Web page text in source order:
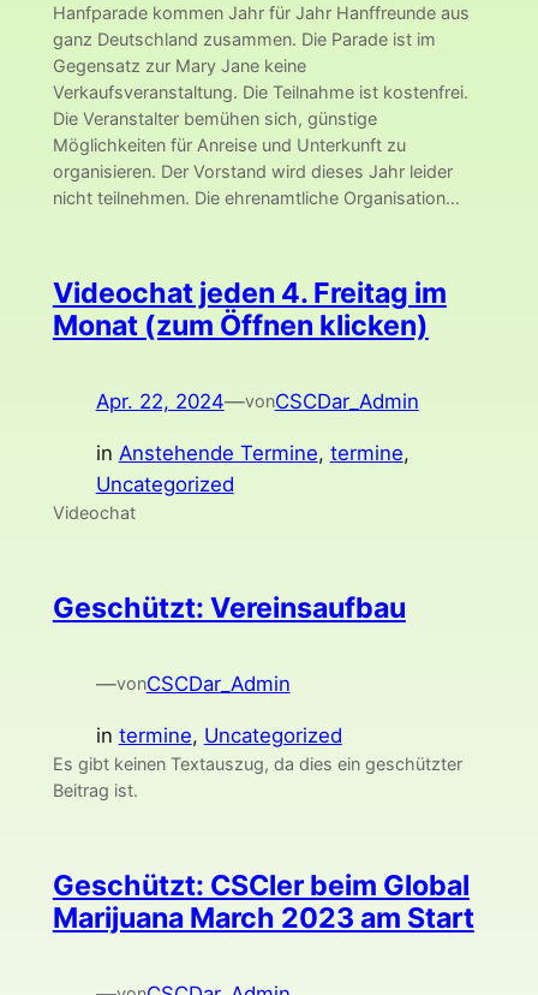
Hanfparade kommen Jahr für Jahr Hanffreunde aus
ganz Deutschland zusammen. Die Parade ist im
Gegensatz zur Mary Jane keine
Verkaufsveranstaltung. Die Teilnahme ist kostenfrei.
Die Veranstalter bemühen sich, günstige
Möglichkeiten für Anreise und Unterkunft zu
organisieren. Der Vorstand wird dieses Jahr leider
nicht teilnehmen. Die ehrenamtliche Organisation…
Videochat jeden 4. Freitag im
Monat (zum Öffnen klicken)
Apr. 22, 2024—vonCSCDar_Admin
in Anstehende Termine, termine
Uncategorized
Videochat
Geschützt: Vereinsaufbau
—vonCSCDar_Admin
in termine, Uncategorized
Es gibt keinen Textauszug, da dies ein geschützter
Beitrag ist.
Geschützt: CSCler beim Global
Marijuana March 2023 am Start